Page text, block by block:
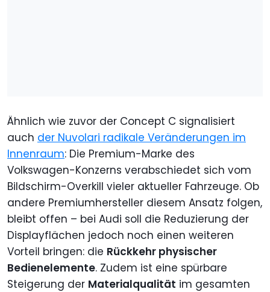
Ähnlich wie zuvor der Concept C signalisiert
auch der Nuvolari radikale Veränderungen im
Innenraum: Die Premium-Marke des
Volkswagen-Konzerns verabschiedet sich vom
Bildschirm-Overkill vieler aktueller Fahrzeuge. Ob
andere Premiumhersteller diesem Ansatz folgen,
bleibt offen – bei Audi soll die Reduzierung der
Displayflächen jedoch noch einen weiteren
Vorteil bringen: die Rückkehr physischer
Bedienelemente. Zudem ist eine spürbare
Steigerung der Materialqualität im gesamten